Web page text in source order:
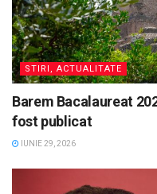
STIRI, ACTUALITATE
Barem Bacalaureat
fost publicat
IUNIE 29, 2026